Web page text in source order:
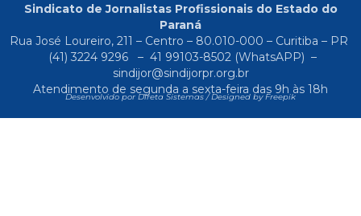
Sindicato de Jornalistas Profissionais do Estado do
Paraná
Rua José Loureiro, 211 – Centro – 80.010-000 – Curitiba – PR
(41) 3224 9296
– 41 99103-8502(WhatsAPP) –
sindijor@sindijorpr.org.br
Atendimento de segunda a sexta-feira das 9h às 18h
Desenvolvido por Direta Sistemas /Designed by Freepik